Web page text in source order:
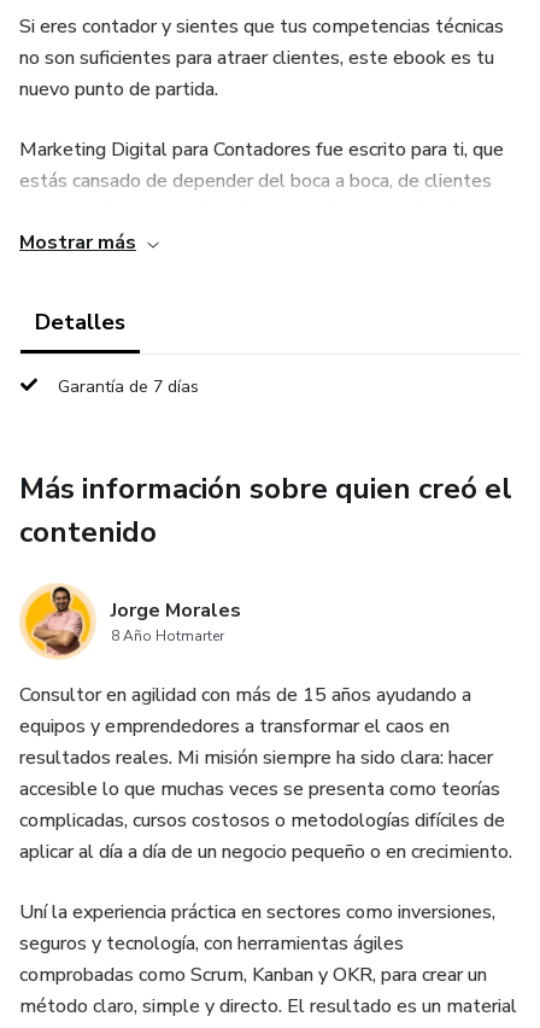
Si eres contador y sientes que tus competencias técnicas
no son suficientes para atraer clientes, este ebook es tu
nuevo punto de partida.
Marketing Digital para Contadores fue escrito para ti, que
estás cansado de depender del boca a boca, de clientes
este mes”.
profesión en un negocio sólido, rentable y totalmente
📌 Cómo posicionarte como un contador de confianza en
redes sociales, sin bailar, sin “hacer trends” y sin perder tu
tono profesional.
📌 Qué tipo de contenido atrae clientes de forma orgánica,
sin invertir horas frente al celular.
📌 Cómo crear una oferta profesional irresistible que te
permita cobrar lo que realmente vales.
📌 Cómo automatizar la captación de clientes, para que tus
servicios se vendan incluso cuando estás trabajando o
descansando.
📌 Las herramientas digitales que hoy usan los despachos
más modernos para escalar sin contratar un gran equipo.
📌 Y la estrategia exacta para convertir seguidores en
Mostrar más
Detalles
Garantía de 7 días
Más información sobre quien creó el
contenido
Jorge Morales
8 Año Hotmarter
Consultor en agilidad con más de 15 años ayudando a
equipos y emprendedores a transformar el caos en
resultados reales. Mi misión siempre ha sido clara: hacer
accesible lo que muchas veces se presenta como teorías
complicadas, cursos costosos o metodologías difíciles de
aplicar al día a día de un negocio pequeño o en crecimiento.
Uní la experiencia práctica en sectores como inversiones,
seguros y tecnología, con herramientas ágiles
comprobadas como Scrum, Kanban y OKR, para crear un
método claro, simple y directo. El resultado es un material